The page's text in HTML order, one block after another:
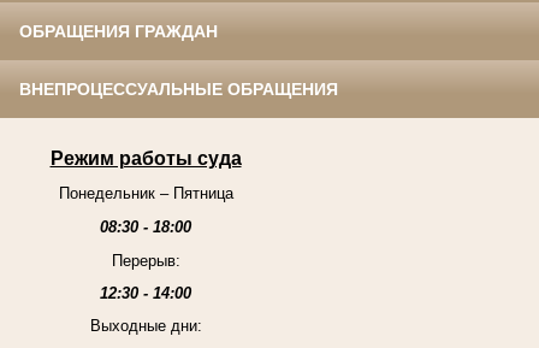
ОБРАЩЕНИЯ ГРАЖДАН
ВНЕПРОЦЕССУАЛЬНЫЕ ОБРАЩЕНИЯ
Режим работы суда
Понедельник – Пятница
08:30 - 18:00
Перерыв:
12:30 - 14:00
Выходные дни: